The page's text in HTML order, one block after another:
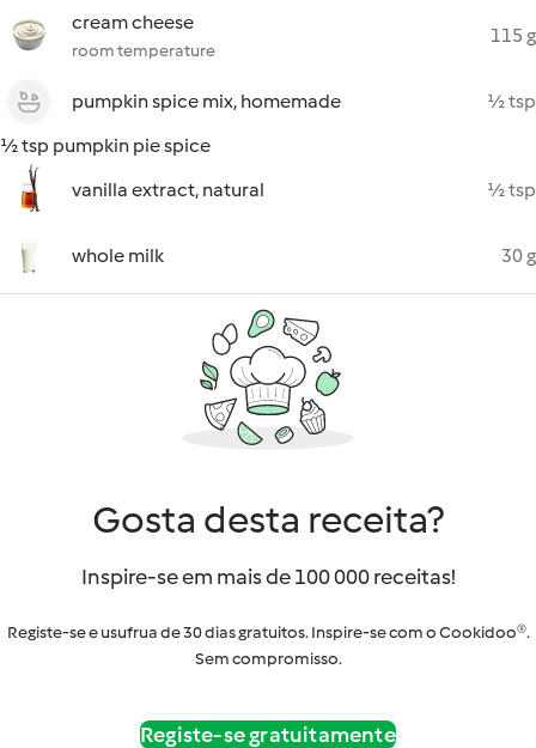
cream cheese
room temperature
115 g
pumpkin spice mix, homemade
½ tsp
½ tsp pumpkin pie spice
vanilla extract, natural
½ tsp
whole milk 30 g
Gosta desta receita?
Inspire-se em mais de 100 000 receitas!
Registe-se e usufrua de 30 dias gratuitos. Inspire-se com o Cookidoo®.
Sem compromisso.
Registe-se gratuitamente